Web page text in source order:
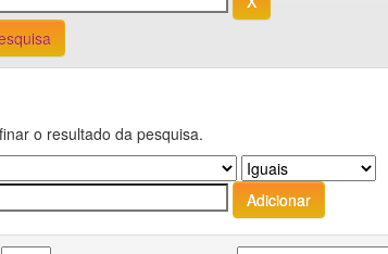
o resultado da pesquisa.